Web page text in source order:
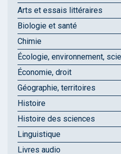
Arts et essais littéraires
Biologie et santé
Chimie
Écologie, environnement,
Économie, droit
Géographie, territoires
Histoire
Histoire des sciences
Linguistique
Livres audio